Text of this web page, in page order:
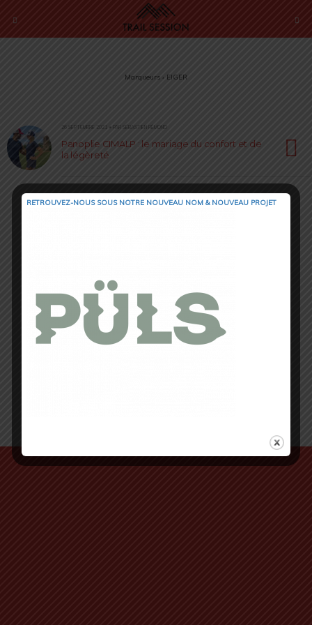
Marqueurs › EIGER
26 SEPTEMBRE 2021 • PAR SÉBASTIEN RÉMOND
Panoplie CIMALP : le mariage du confort et de
la légèreté
RETROUVEZ-NOUS SOUS NOTRE NOUVEAU NOM & NOUVEAU PROJET